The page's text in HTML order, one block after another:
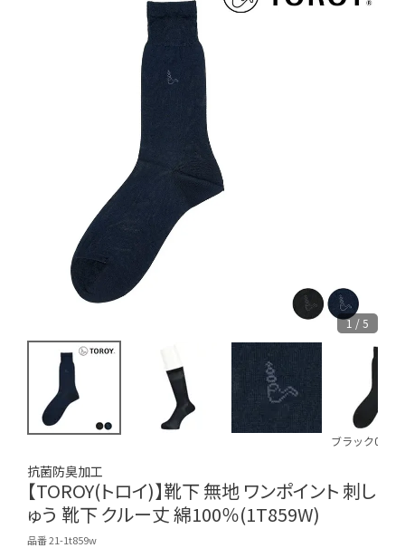
1 / 5
ブラック090
抗菌防臭加工
【TOROY(トロイ)】靴下 無地 ワンポイント 刺し
ゅう 靴下 クルー丈 綿100％(1T859W)
品番 21-1t859w